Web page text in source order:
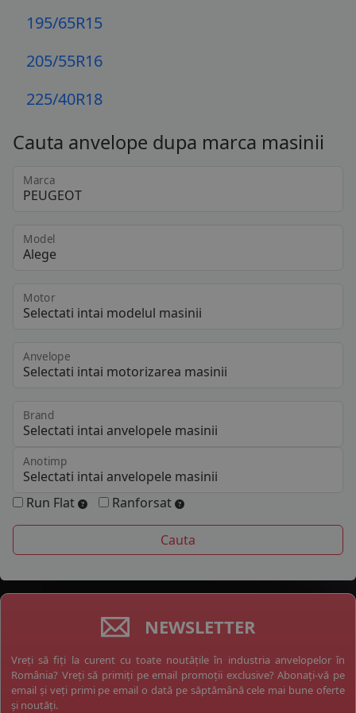
195/65R15
205/55R16
225/40R18
Cauta anvelope dupa marca masinii
Marca
Model
Motor
Anvelope
Brand
Anotimp
Run Flat Ranforsat
NEWSLETTER
Vreți să fiți la curent cu toate noutățile în industria anvelopelor în
România? Vreți să primiți pe email promoții exclusive? Abonați-vă pe
email și veți primi pe email o dată pe săptămână cele mai bune oferte
și noutăți.